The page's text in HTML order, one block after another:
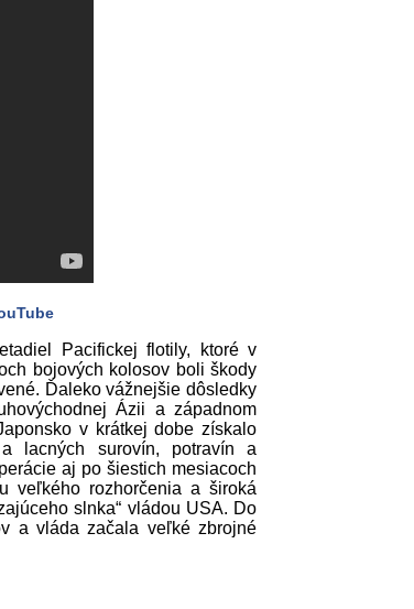
Pacifickej flotily, ktoré v
bojových kolosov boli škody
Ďaleko vážnejšie dôsledky
Ázii a západnom
v krátkej dobe získalo
lacných surovín, potravín a
aj po šiestich mesiacoch
veľkého rozhorčenia a široká
slnka“ vládou USA. Do
a vláda začala veľké zbrojné